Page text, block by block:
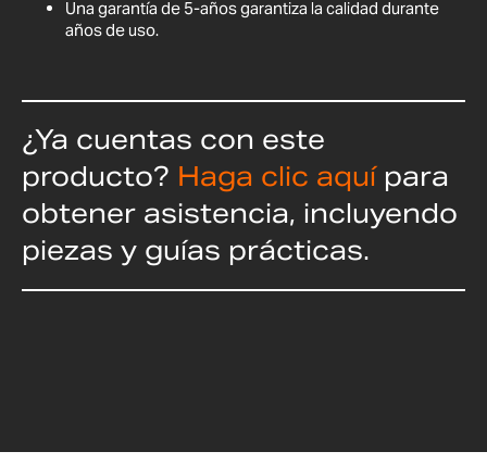
Una garantía de 5-años garantiza la calidad durante
años de uso.
¿Ya cuentas con este
producto? Haga clic aquí para
obtener asistencia, incluyendo
piezas y guías prácticas.